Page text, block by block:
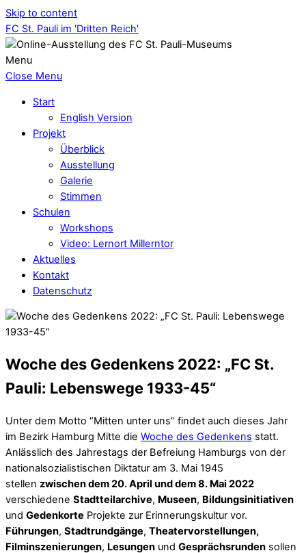
Skip to content
FC St. Pauli im 'Dritten Reich'
Menu
Close Menu
Start
English Version
Projekt
Überblick
Ausstellung
Galerie
Stimmen
Schulen
Workshops
Video: Lernort Millerntor
Aktuelles
Kontakt
Datenschutz
Woche des Gedenkens 2022: „FC St.
Pauli: Lebenswege 1933-45“
Unter dem Motto “Mitten unter uns” findet auch dieses Jahr
im Bezirk Hamburg Mitte die Woche des Gedenkens statt.
Anlässlich des Jahrestags der Befreiung Hamburgs von der
nationalsozialistischen Diktatur am 3. Mai 1945
stellen zwischen dem 20. April und dem 8. Mai 2022
verschiedene Stadtteilarchive, Museen, Bildungsinitiativen
und Gedenkorte Projekte zur Erinnerungskultur vor.
Führungen, Stadtrundgänge, Theatervorstellungen,
Filminszenierungen, Lesungen und Gesprächsrunden sollen